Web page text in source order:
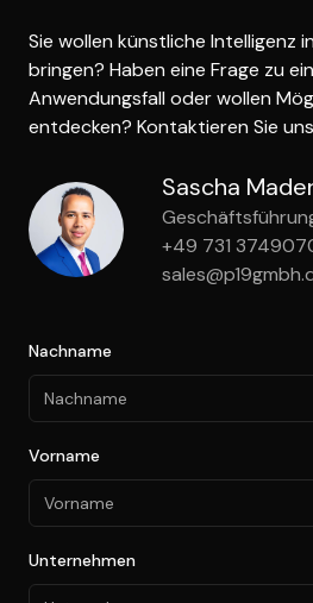
Sie wollen künstliche Intelligenz
bringen? Haben eine Frage zu
Anwendungsfall oder wollen
entdecken? Kontaktieren Sie
Sascha
+49 731
Nachname
Vorname
Unternehmen